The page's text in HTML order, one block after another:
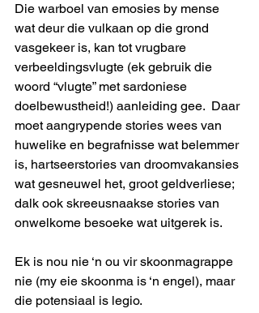
Die warboel van emosies by mense
wat deur die vulkaan op die grond
vasgekeer is, kan tot vrugbare
verbeeldingsvlugte (ek gebruik die
woord “vlugte” met sardoniese
doelbewustheid!) aanleiding gee.  Daar
moet aangrypende stories wees van
huwelike en begrafnisse wat belemmer
is, hartseerstories van droomvakansies
wat gesneuwel het, groot geldverliese;
dalk ook skreeusnaakse stories van
onwelkome besoeke wat uitgerek is.
Ek is nou nie ‘n ou vir skoonmagrappe
nie (my eie skoonma is ‘n engel), maar
die potensiaal is legio.